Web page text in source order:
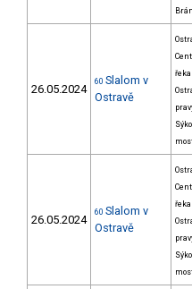
26.05.2024
60 Slalom v
Ostravě
řeka
26.05.2024
60 Slalom v
Ostravě
řeka